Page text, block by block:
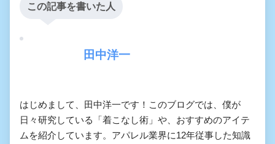
この記事を書いた人
田中洋一
はじめまして、田中洋一です！このブログでは、僕が
日々研究している「着こなし術」や、おすすめのアイテ
ムを紹介しています。アパレル業界に12年従事した知識